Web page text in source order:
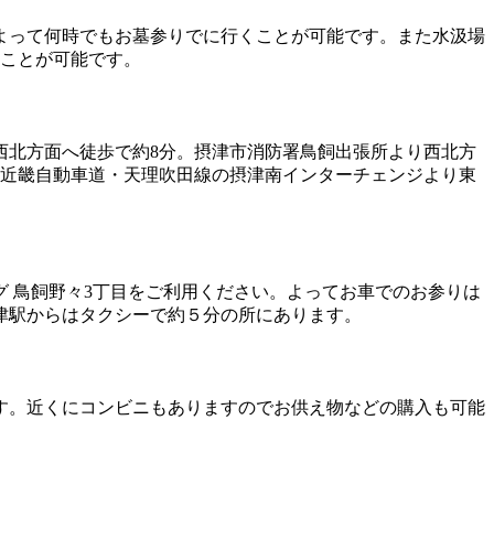
て何時でもお墓参りでに行くことが可能です。また水汲場
とが可能です。
方面へ徒歩で約8分。摂津市消防署鳥飼出張所より西北方
畿自動車道・天理吹田線の摂津南インターチェンジより東
飼野々3丁目をご利用ください。よってお車でのお参りは
からはタクシーで約５分の所にあります。
近くにコンビニもありますのでお供え物などの購入も可能